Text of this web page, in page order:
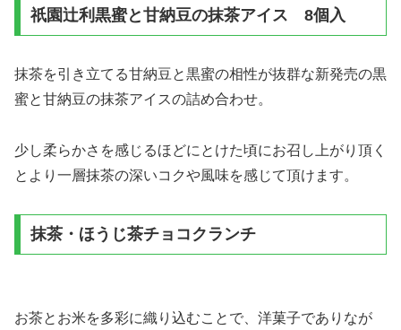
祇園辻利黒蜜と甘納豆の抹茶アイス 8個入
抹茶を引き立てる甘納豆と黒蜜の相性が抜群な新発売の黒
蜜と甘納豆の抹茶アイスの詰め合わせ。
少し柔らかさを感じるほどにとけた頃にお召し上がり頂く
とより一層抹茶の深いコクや風味を感じて頂けます。
抹茶・ほうじ茶チョコクランチ
お茶とお米を多彩に織り込むことで、洋菓子でありなが